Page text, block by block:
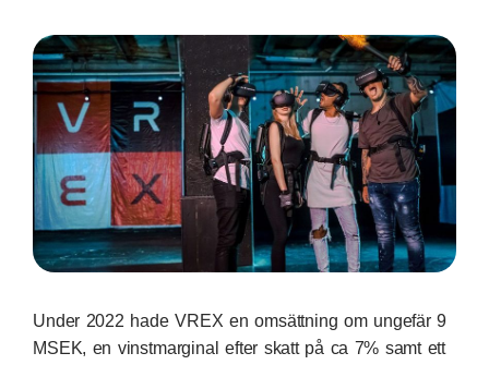
Under 2022 hade VREX en omsättning om ungefär 9
MSEK, en vinstmarginal efter skatt på ca 7% samt ett